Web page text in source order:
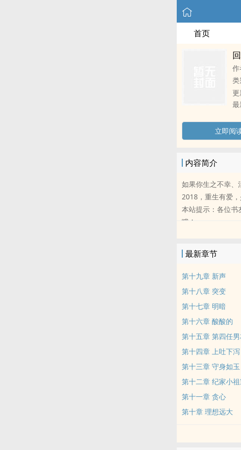
首页
作
类
更
最
立即阅
内容简介
如果你生之不幸、
2018，重生有爱
本站提示：各位书
哦！
最新章节
第十九章 新声
第十八章 突变
第十七章 明暗
第十六章 酸酸的
第十五章 第四任
第十四章 上吐下泻
第十三章 守身如玉
第十二章 纪家小
第十一章 贪心
第十章 理想远大